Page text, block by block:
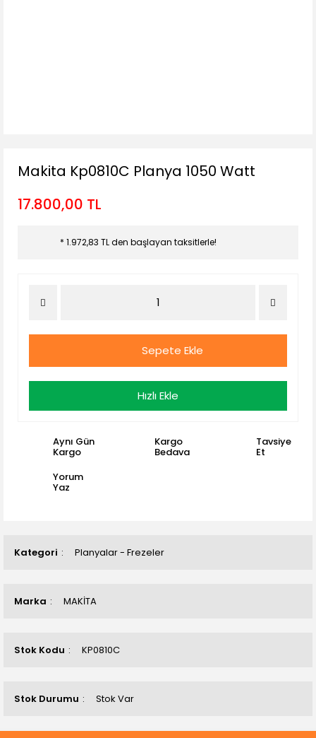
Kategori Planyalar - Frezeler
Marka MAKİTA
Stok Kodu KP0810C
Stok Durumu Stok Var
Makita Kp0810C Planya 1050 Watt
17.800,00 TL
* 1.972,83 TL den başlayan taksitlerle!
Sepete Ekle
Hızlı Ekle
Aynı Gün
Kargo
Kargo
Bedava
Tavsiye
Et
Yorum
Yaz